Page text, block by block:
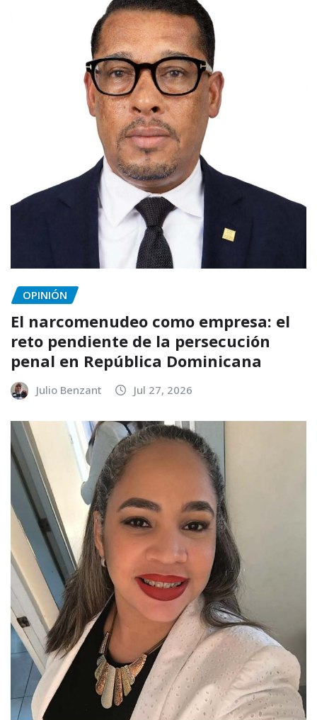
OPINIÓN
El narcomenudeo como empresa: el
reto pendiente de la persecución
penal en República Dominicana
Julio Benzant Jul 27, 2026